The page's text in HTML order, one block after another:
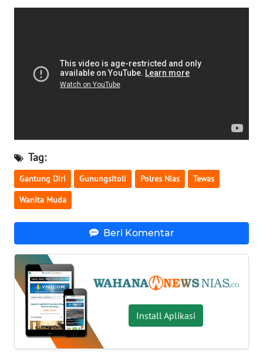
Tag:
Gantung Diri Gunungsitoli Polres Nias Tewas
Wanita Muda
Beri Komentar
Install Aplikasi
WN
WN
JATENG
WN
WN
JOGJA
JATIM